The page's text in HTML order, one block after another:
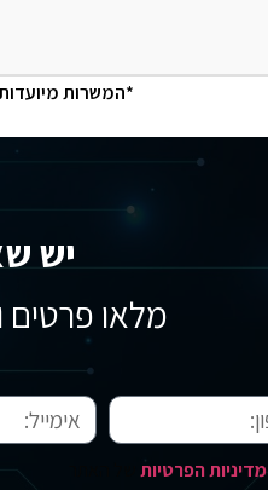
*המשרות
יש
מלאו פרטים
מדיניות הפרטיות